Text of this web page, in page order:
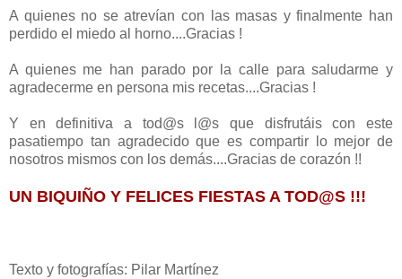
A quienes no se atrevían con las masas y finalmente han
perdido el miedo al horno....Gracias !
A quienes me han parado por la calle para saludarme y
agradecerme en persona mis recetas....Gracias !
Y en definitiva a tod@s l@s que disfrutáis con este
pasatiempo tan agradecido que es compartir lo mejor de
nosotros mismos con los demás....Gracias de corazón !!
UN BIQUIÑO Y FELICES FIESTAS A TOD@S !!!
Texto y fotografías: Pilar Martínez